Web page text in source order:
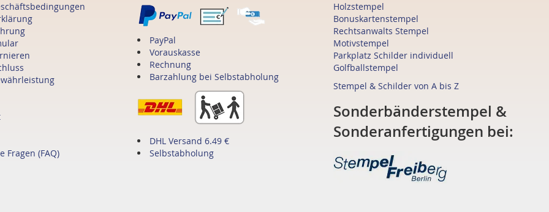
Fragen (FAQ)
PayPal
Vorauskasse
Rechnung
Barzahlung bei Selbstabholung
DHL Versand 6.49 €
Selbstabholung
Holzstempel
Bonuskartenstempel
Rechtsanwalts Stempel
Motivstempel
Parkplatz Schilder individuell
Golfballstempel
Stempel & Schilder von A bis Z
Sonderbänderstempel &
Sonderanfertigungen bei: